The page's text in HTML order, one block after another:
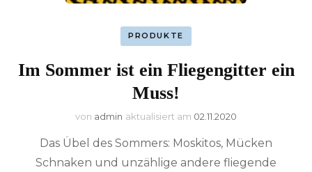
PRODUKTE
Im Sommer ist ein Fliegengitter ein
Muss!
von admin aktualisiert am 02.11.2020
Das Übel des Sommers: Moskitos, Mücken
Schnaken und unzählige andere fliegende